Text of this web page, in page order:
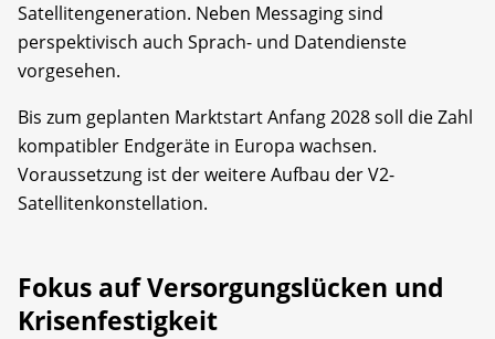
Satellitengeneration. Neben Messaging sind
perspektivisch auch Sprach- und Datendienste
vorgesehen.
Bis zum geplanten Marktstart Anfang 2028 soll die Zahl
kompatibler Endgeräte in Europa wachsen.
Voraussetzung ist der weitere Aufbau der V2-
Satellitenkonstellation.
Fokus auf Versorgungslücken und
Krisenfestigkeit